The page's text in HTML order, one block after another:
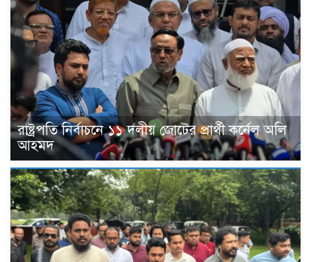
রাষ্ট্রপতি নির্বাচনে ১১ দলীয় জোটের প্রার্থী কর্নেল অলি
আহমদ